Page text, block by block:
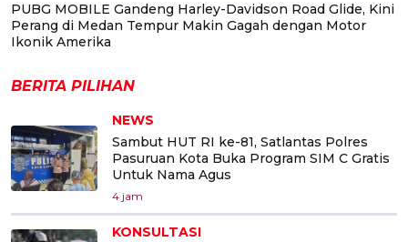
PUBG MOBILE Gandeng Harley-Davidson Road Glide, Kini
Perang di Medan Tempur Makin Gagah dengan Motor
Ikonik Amerika
BERITA PILIHAN
NEWS
Sambut HUT RI ke-81, Satlantas Polres
Pasuruan Kota Buka Program SIM C Gratis
Untuk Nama Agus
4 jam
KONSULTASI